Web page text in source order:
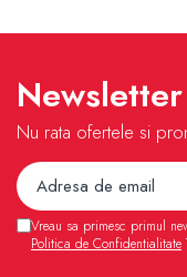
Newsletter
Nu rata ofertele si
Vreau sa primesc primul
Politica de Confidentialitate